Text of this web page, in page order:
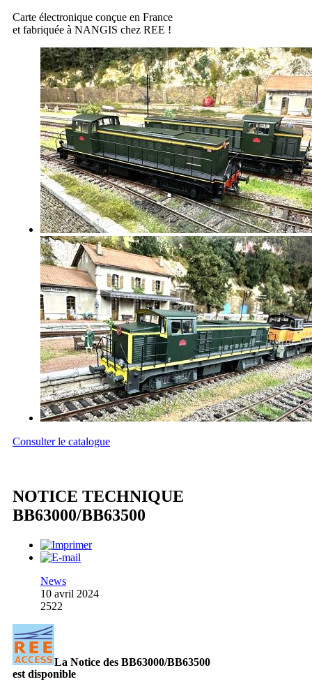
Carte électronique conçue en France
et fabriquée à NANGIS chez REE !
Consulter le catalogue
NOTICE TECHNIQUE
BB63000/BB63500
News
10 avril 2024
2522
La Notice des BB63000/BB63500
est disponible